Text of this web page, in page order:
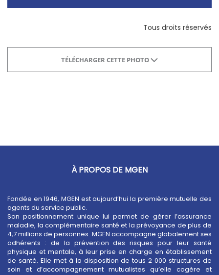
Tous droits réservés
TÉLÉCHARGER CETTE PHOTO
À PROPOS DE MGEN
Fondée en 1946, MGEN est aujourd’hui la première mutuelle des
agents du service public.
Son positionnement unique lui permet de gérer l’assurance
maladie, la complémentaire santé et la prévoyance de plus de
4,7 millions de personnes. MGEN accompagne globalement ses
adhérents : de la prévention des risques pour leur santé
physique et mentale, à leur prise en charge en établissement
de santé. Elle met à la disposition de tous 2 000 structures de
soin et d’accompagnement mutualistes qu’elle cogère et